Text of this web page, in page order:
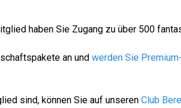
haben Sie Zugang zu über 500
an undwerden Sie
sind, können Sie auf unserenClub